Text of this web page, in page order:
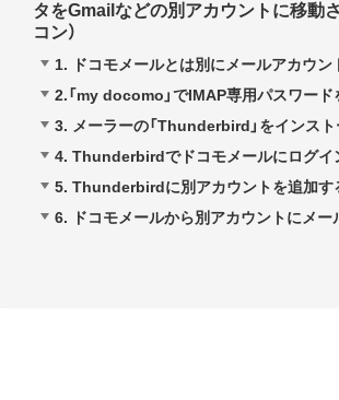
タをGmailなどの別アカウントに移動
コン）
1. ドコモメールとは別にメールアカウン
2.「my docomo」でIMAP専用パスワード
3. メーラーの「Thunderbird」をインス
4. Thunderbirdでドコモメールにログイ
5. Thunderbirdに別アカウントを追加す
6. ドコモメールから別アカウントにメー